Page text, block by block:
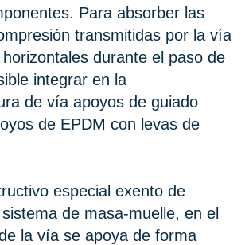
Para absorber las
transmitidas por la vía
durante el paso de
integrar en la
de vía apoyos de guiado
de EPDM con levas de
especial exento de
de masa-muelle, en el
la vía se apoya de forma